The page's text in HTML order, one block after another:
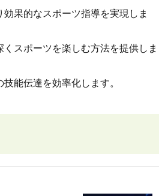
果的なスポーツ指導を実現しま
スポーツを楽しむ方法を提供しま
能伝達を効率化します。